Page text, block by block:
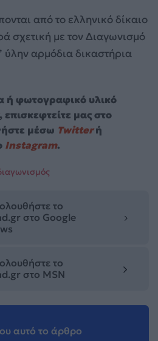
από το ελληνικό δίκαιο
σχετική με τον Διαγωνισμό
ύλην αρμόδια δικαστήρια
ή φωτογραφικό υλικό
, επισκεφτείτε μας στο
μέσω Twitterή
Instagram.
το
στο Google
το
στο MSN
αυτό το άρθρο